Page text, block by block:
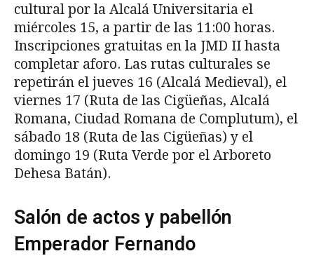
cultural por la Alcalá Universitaria el
miércoles 15, a partir de las 11:00 horas.
Inscripciones gratuitas en la JMD II hasta
completar aforo. Las rutas culturales se
repetirán el jueves 16 (Alcalá Medieval), el
viernes 17 (Ruta de las Cigüeñas, Alcalá
Romana, Ciudad Romana de Complutum), el
sábado 18 (Ruta de las Cigüeñas) y el
domingo 19 (Ruta Verde por el Arboreto
Dehesa Batán).
Salón de actos y pabellón
Emperador Fernando